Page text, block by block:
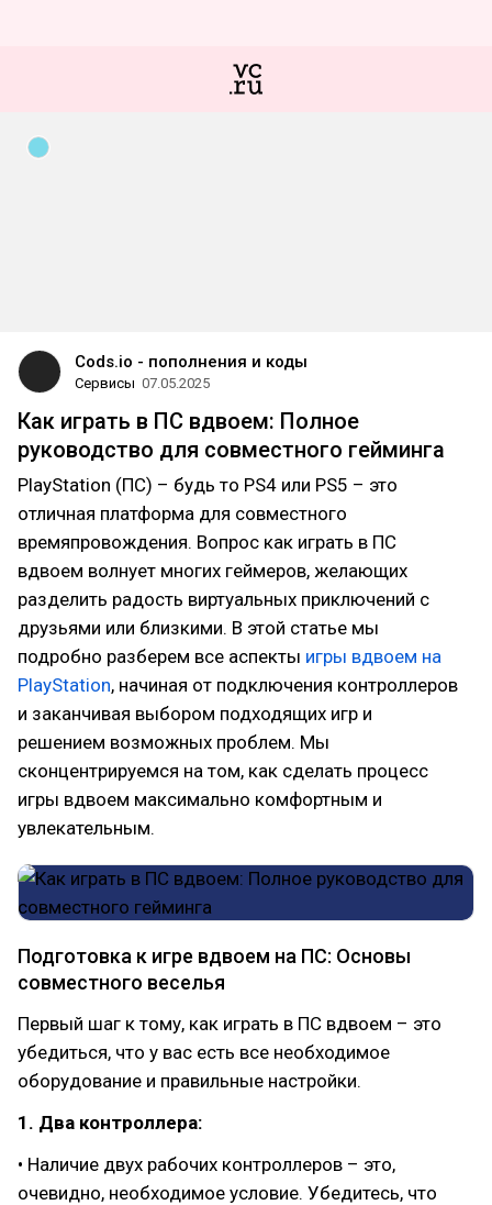
Cods.io - пополнения и коды
Сервисы 07.05.2025
Как играть в ПС вдвоем: Полное
руководство для совместного гейминга
PlayStation (ПС) – будь то PS4 или PS5 – это
отличная платформа для совместного
времяпровождения. Вопрос как играть в ПС
вдвоем волнует многих геймеров, желающих
разделить радость виртуальных приключений с
друзьями или близкими. В этой статье мы
подробно разберем все аспекты игры вдвоем на
PlayStation, начиная от подключения контроллеров
и заканчивая выбором подходящих игр и
решением возможных проблем. Мы
сконцентрируемся на том, как сделать процесс
игры вдвоем максимально комфортным и
увлекательным.
Подготовка к игре вдвоем на ПС: Основы
совместного веселья
Первый шаг к тому, как играть в ПС вдвоем – это
убедиться, что у вас есть все необходимое
оборудование и правильные настройки.
1. Два контроллера:
• Наличие двух рабочих контроллеров – это,
очевидно, необходимое условие. Убедитесь, что